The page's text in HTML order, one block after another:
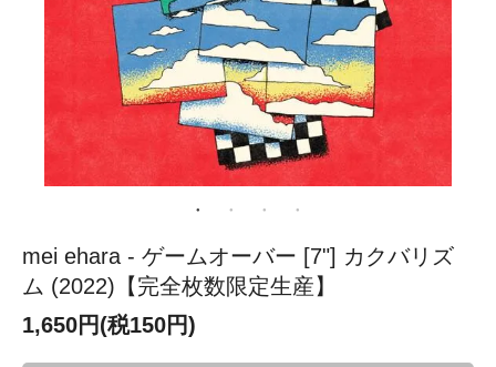
mei ehara - ゲームオーバー [7"] カクバリズ
ム (2022)【完全枚数限定生産】
1,650円(税150円)